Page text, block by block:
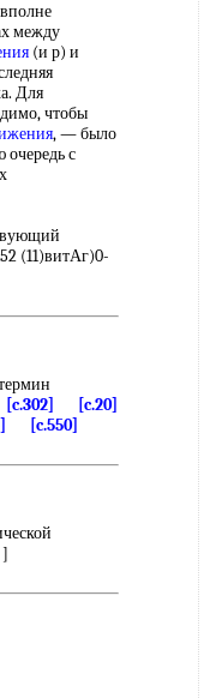
между
(и р) и
Для
чтобы
, — было
с
(11)витАг)0-
[c.302]
[c.20]
[c.550]
]